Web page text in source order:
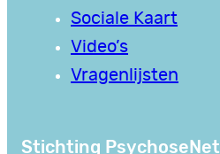
Sociale Kaart
Video’s
Vragenlijsten
Stichting PsychoseNet